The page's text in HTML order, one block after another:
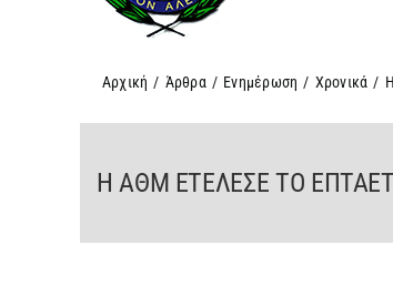
Αρχική / Άρθρα / Ενημέρωση / Χρονικά /
Η ΑΘΜ ΕΤΕΛΕΣΕ ΤΟ